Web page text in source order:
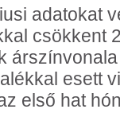
adatokat
csökkent
esett
első hat